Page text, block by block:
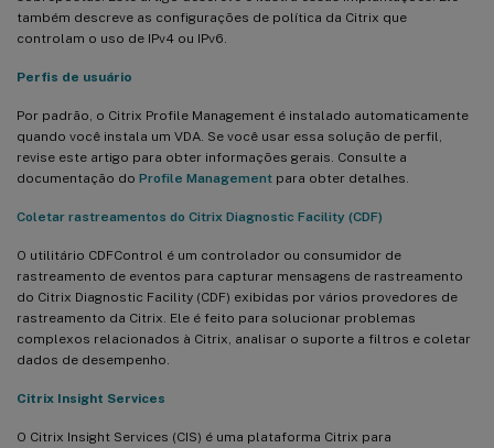
também descreve as configurações de política da Citrix que
controlam o uso de IPv4 ou IPv6.
Perfis de usuário
Por padrão, o Citrix Profile Management é instalado automaticamente
quando você instala um VDA. Se você usar essa solução de perfil,
revise este artigo para obter informações gerais. Consulte a
documentação do Profile Management para obter detalhes.
Coletar rastreamentos do Citrix Diagnostic Facility (CDF)
O utilitário CDFControl é um controlador ou consumidor de
rastreamento de eventos para capturar mensagens de rastreamento
do Citrix Diagnostic Facility (CDF) exibidas por vários provedores de
rastreamento da Citrix. Ele é feito para solucionar problemas
complexos relacionados à Citrix, analisar o suporte a filtros e coletar
dados de desempenho.
Citrix Insight Services
O Citrix Insight Services (CIS) é uma plataforma Citrix para